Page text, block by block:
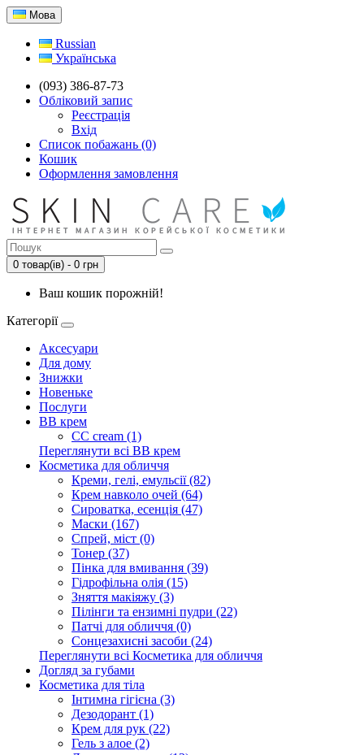
Мова
Russian
Українська
(093) 386-87-73
Обліковий запис
Реєстрація
Вхід
Список побажань (0)
Кошик
Оформлення замовлення
0 товар(ів) - 0 грн
Ваш кошик порожній!
Категорії
Аксесуари
Для дому
Знижки
Новеньке
Послуги
BB крем
CC cream (1)
Переглянути всі BB крем
Косметика для обличчя
Креми, гелі, емульсії (82)
Крем навколо очей (64)
Сироватка, есенція (47)
Маски (167)
Спрей, міст (0)
Тонер (37)
Пінка для вмивання (39)
Гідрофільна олія (15)
Зняття макіяжу (3)
Пілінги та ензимні пудри (22)
Патчі для обличчя (0)
Сонцезахисні засоби (24)
Переглянути всі Косметика для обличчя
Догляд за губами
Косметика для тіла
Інтимна гігієна (3)
Дезодорант (1)
Крем для рук (22)
Гель з алое (2)